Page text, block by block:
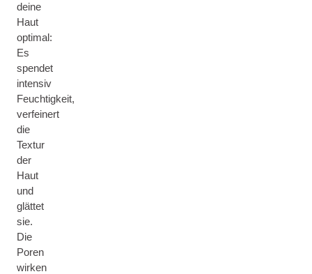
deine
Haut
optimal:
Es
spendet
intensiv
Feuchtigkeit,
verfeinert
die
Textur
der
Haut
und
glättet
sie.
Die
Poren
wirken